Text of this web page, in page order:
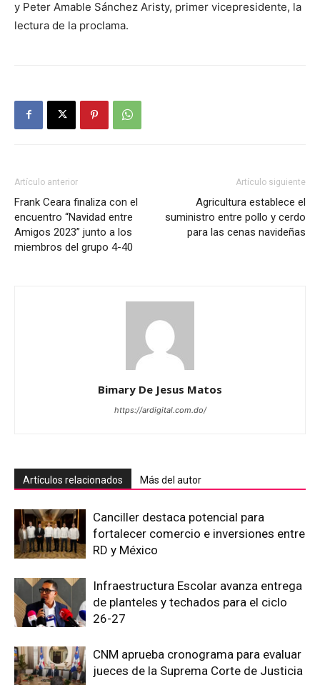
y Peter Amable Sánchez Aristy, primer vicepresidente, la
lectura de la proclama.
Artículo anterior
Frank Ceara finaliza con el
encuentro “Navidad entre
Amigos 2023” junto a los
miembros del grupo 4-40
Artículo siguiente
Agricultura establece el
suministro entre pollo y cerdo
para las cenas navideñas
Bimary De Jesus Matos
https://ardigital.com.do/
Artículos relacionados Más del autor
Canciller destaca potencial para
fortalecer comercio e inversiones entre
RD y México
Infraestructura Escolar avanza entrega
de planteles y techados para el ciclo
26-27
CNM aprueba cronograma para evaluar
jueces de la Suprema Corte de Justicia